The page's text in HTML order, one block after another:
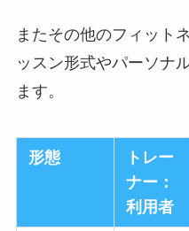
またその他のフィット
ッスン形式やパーソナ
ます。
形態
トレー
ナー：
利用者